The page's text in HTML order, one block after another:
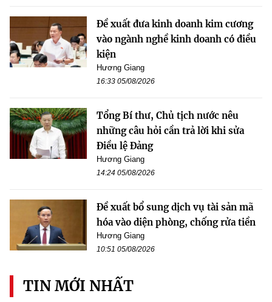
Đề xuất đưa kinh doanh kim cương
vào ngành nghề kinh doanh có điều
kiện
Hương Giang
16:33 05/08/2026
Tổng Bí thư, Chủ tịch nước nêu
những câu hỏi cần trả lời khi sửa
Điều lệ Đảng
Hương Giang
14:24 05/08/2026
Đề xuất bổ sung dịch vụ tài sản mã
hóa vào diện phòng, chống rửa tiền
Hương Giang
10:51 05/08/2026
TIN MỚI NHẤT